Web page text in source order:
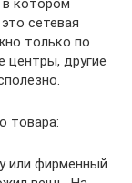
в котором
сетевая
только по
центры, другие
товара:
или фирменный